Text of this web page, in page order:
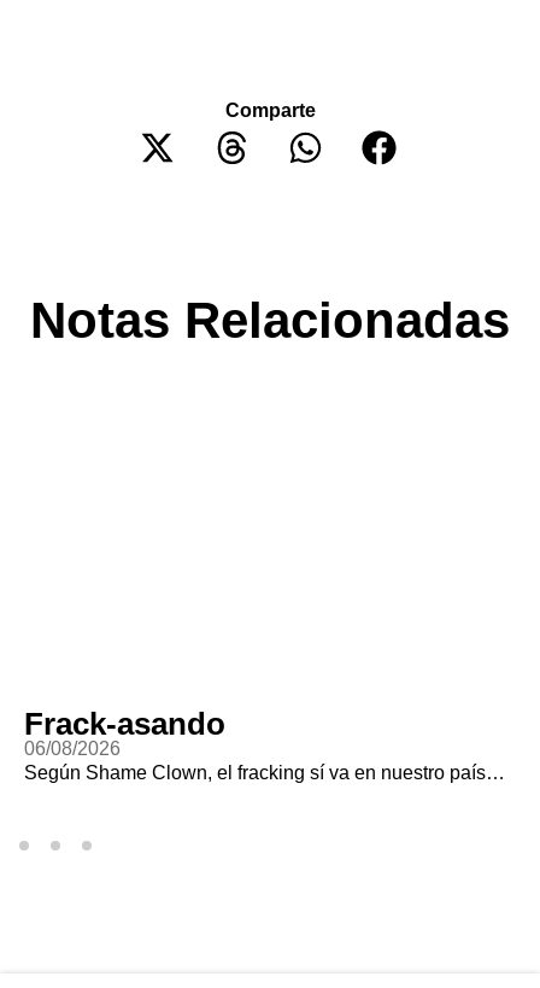
Comparte
Notas Relacionadas
Frack-asando
06/08/2026
Según Shame Clown, el fracking sí va en nuestro país…